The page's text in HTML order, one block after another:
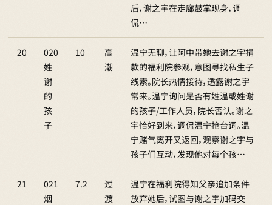
后，谢之宇在走廊鼓掌现身，调
侃…
20
020
姓
谢
的
孩
子
10
高
潮
温宁无聊，让阿中带她去谢之宇捐
款的福利院参观，意图寻找私生子
线索。院长热情接待，透露谢之宇
常来。温宁询问是否有姓温或姓谢
的孩子/工作人员，院长否认。谢之
宇恰好到来，调侃温宁抢台词。温
宁赌气离开又返回，观察谢之宇与
孩子们互动，发现他对每个孩…
21
021
烟
7.2
过
渡
温宁在福利院得知父亲追加条件
放弃她后，试图与谢之宇加码交